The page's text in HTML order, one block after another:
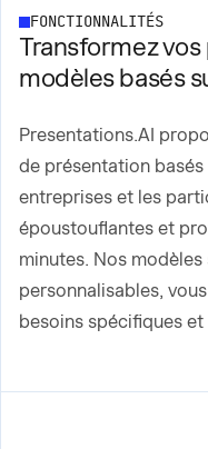
FONCTIONNALITÉS
Transformez
modèles basés
Presentations.AI
de présentation
entreprises et les
époustouflantes et
minutes. Nos
personnalisables,
besoins spécifiques